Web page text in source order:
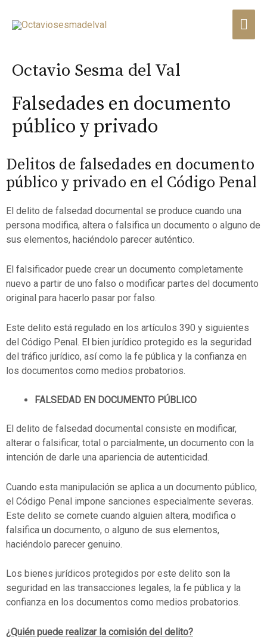
Octavio Sesma del Val
Falsedades en documento
público y privado
Delitos de falsedades en documento
público y privado en el Código Penal
El delito de falsedad documental se produce cuando una
persona modifica, altera o falsifica un documento o alguno de
sus elementos, haciéndolo parecer auténtico.
El falsificador puede crear un documento completamente
nuevo a partir de uno falso o modificar partes del documento
original para hacerlo pasar por falso.
Este delito está regulado en los artículos 390 y siguientes
del Código Penal. El bien jurídico protegido es la seguridad
del tráfico jurídico, así como la fe pública y la confianza en
los documentos como medios probatorios.
FALSEDAD EN DOCUMENTO PÚBLICO
El delito de falsedad documental consiste en modificar,
alterar o falsificar, total o parcialmente, un documento con la
intención de darle una apariencia de autenticidad.
Cuando esta manipulación se aplica a un documento público,
el Código Penal impone sanciones especialmente severas.
Este delito se comete cuando alguien altera, modifica o
falsifica un documento, o alguno de sus elementos,
haciéndolo parecer genuino.
Los bienes jurídicos protegidos por este delito son la
seguridad en las transacciones legales, la fe pública y la
confianza en los documentos como medios probatorios.
¿Quién puede realizar la comisión del delito?